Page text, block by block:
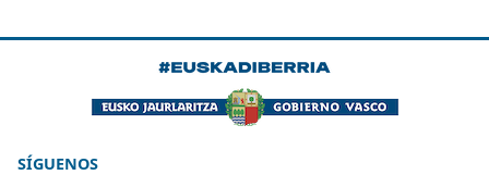
SÍGUENOS